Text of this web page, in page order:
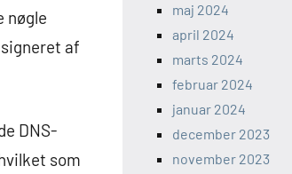
nøgle
af
DNS-
som
maj 2024
april 2024
marts 2024
februar 2024
januar 2024
december 2023
november 2023